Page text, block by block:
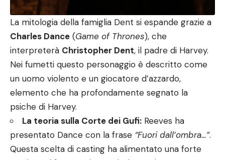
La mitologia della famiglia Dent si espande grazie a
Charles Dance (Game of Thrones), che
interpreterà Christopher Dent, il padre di Harvey.
Nei fumetti questo personaggio è descritto come
un uomo violento e un giocatore d’azzardo,
elemento che ha profondamente segnato la
psiche di Harvey.
La teoria sulla Corte dei Gufi: Reeves ha
presentato Dance con la frase “Fuori dall’ombra…”.
Questa scelta di casting ha alimentato una forte